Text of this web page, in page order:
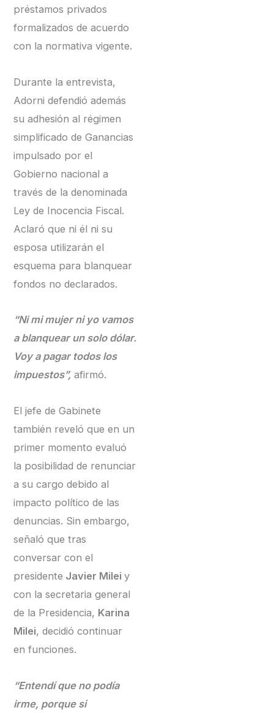
préstamos privados
formalizados de acuerdo
con la normativa vigente.
Durante la entrevista,
Adorni defendió además
su adhesión al régimen
simplificado de Ganancias
impulsado por el
Gobierno nacional a
través de la denominada
Ley de Inocencia Fiscal.
Aclaró que ni él ni su
esposa utilizarán el
esquema para blanquear
fondos no declarados.
“Ni mi mujer ni yo vamos
a blanquear un solo dólar.
Voy a pagar todos los
impuestos”, afirmó.
El jefe de Gabinete
también reveló que en un
primer momento evaluó
la posibilidad de renunciar
a su cargo debido al
impacto político de las
denuncias. Sin embargo,
señaló que tras
conversar con el
presidente Javier Mileiy
con la secretaria general
de la Presidencia, Karina
Milei, decidió continuar
en funciones.
“Entendí que no podía
irme, porque si